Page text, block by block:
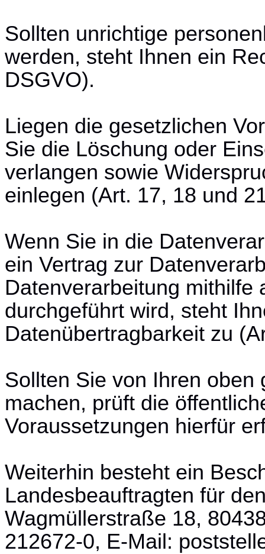
Sollten unrichtige
werden, steht Ihnen ein
DSGVO).
Liegen die gesetzlichen
Sie die Löschung oder
verlangen sowie
einlegen (Art. 17, 18 und
Wenn Sie in die
ein Vertrag zur
Datenverarbeitung mithilfe
durchgeführt wird, steht
Datenübertragbarkeit zu
Sollten Sie von Ihren
machen, prüft die
Voraussetzungen hierfür
Weiterhin besteht ein
Landesbeauftragten für
Wagmüllerstraße 18,
212672-0, E-Mail: